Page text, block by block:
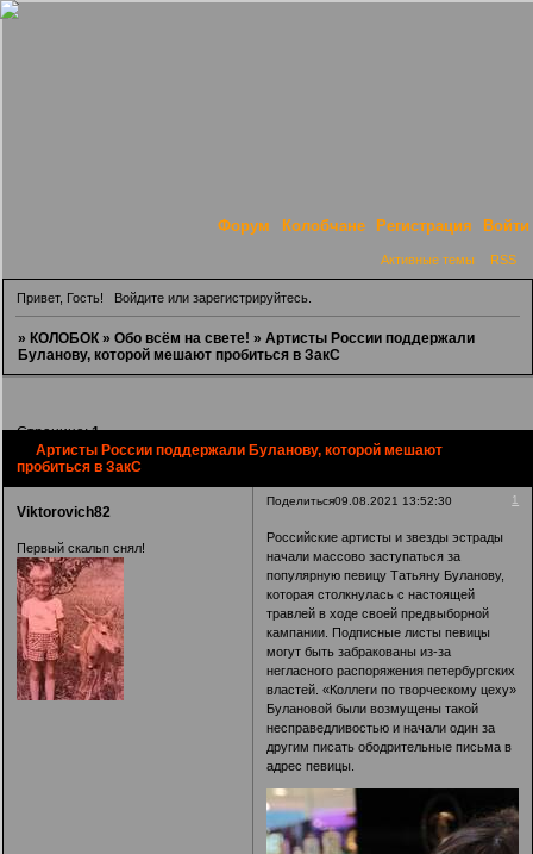
Форум Колобчане Регистрация Войти
Активные темы RSS
Привет, Гость! Войдитеили зарегистрируйтесь.
»КОЛОБОК »Обо всём на свете! »Артисты России поддержали
Буланову, которой мешают пробиться в ЗакС
Артисты России поддержали Буланову, которой мешают
пробиться в ЗакС
Страница:1
Поделиться 1
09.08.2021 13:52:30
Viktorovich82
Первый скальп снял!
Российские артисты и звезды эстрады
начали массово заступаться за
популярную певицу Татьяну Буланову,
которая столкнулась с настоящей
травлей в ходе своей предвыборной
кампании. Подписные листы певицы
могут быть забракованы из-за
негласного распоряжения петербургских
властей. «Коллеги по творческому цеху»
Булановой были возмущены такой
несправедливостью и начали один за
другим писать ободрительные письма в
адрес певицы.